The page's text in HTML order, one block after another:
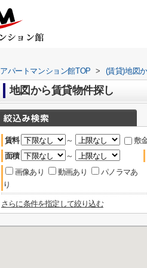
アパートマンション館TOP > (賃貸)地図
地図から賃貸物件探し
賃料 ～
敷
面積
～
画像あり
動画あり
パノラマあ
り
さらに条件を指定して絞り込む